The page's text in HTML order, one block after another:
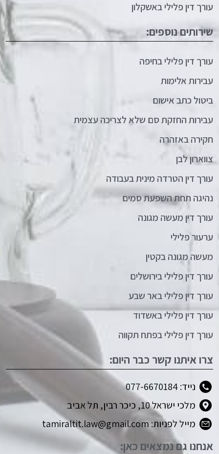
עורך דין פלילי באשקלון
שירותים נוספים:
עורך דין פלילי בחיפה
עבירות אלימות
ביטול כתב אישום
עבירות החזקת סם שלא לצריכה עצמית
חקירה באזהרה
צווארון לבן
עורך דין הטרדה מינית בעבודה
נהיגה תחת השפעת סמים
עורך דין מעשה מגונה
ערעור פלילי
מעשה מגונה בקטין
עורך דין פלילי בירושלים
עורך דין פלילי באר שבע
עורך דין פלילי באשדוד
עורך דין פלילי בפתח תקווה
צרו איתנו קשר כבר היום:
נייד: 077-6670184
מלכי ישראל 10, כיכר רבין, תל אביב
מייל לפניות: tamiraltit.law@gmail.com
אנחנו גם נמצאים כאן: